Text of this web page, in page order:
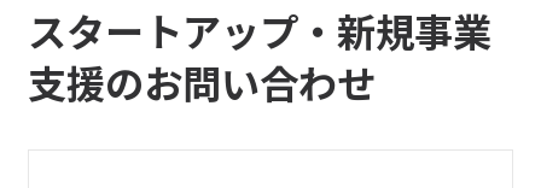
スタートアップ・新規事業
支援のお問い合わせ